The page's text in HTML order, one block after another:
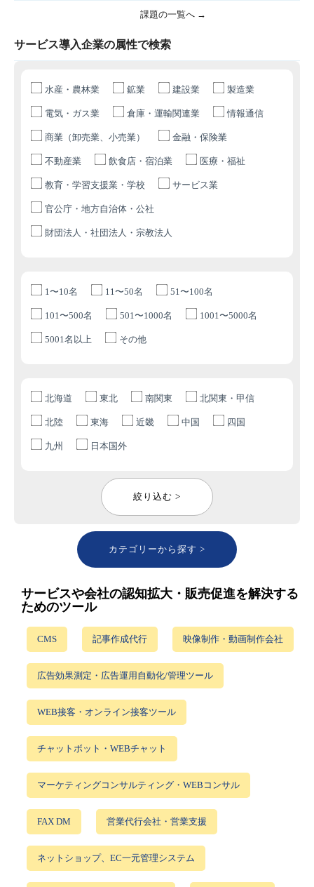
課題の一覧へ →
サービス導入企業の属性で検索
水産・農林業 鉱業 建設業 製造業
電気・ガス業 倉庫・運輸関連業 情報通信
商業（卸売業、小売業） 金融・保険業
不動産業 飲食店・宿泊業 医療・福祉
教育・学習支援業・学校 サービス業
官公庁・地方自治体・公社
財団法人・社団法人・宗教法人
1〜10名 11〜50名 51〜100名
101〜500名 501〜1000名 1001〜5000名
5001名以上 その他
北海道 東北 南関東 北関東・甲信
北陸 東海 近畿 中国 四国
九州 日本国外
絞り込む >
カテゴリーから探す >
サービスや会社の認知拡大・販売促進を解決する
ためのツール
CMS 記事作成代行 映像制作・動画制作会社
広告効果測定・広告運用自動化/管理ツール
WEB接客・オンライン接客ツール
チャットボット・WEBチャット
マーケティングコンサルティング・WEBコンサル
FAX DM 営業代行会社・営業支援
ネットショップ、EC一元管理システム